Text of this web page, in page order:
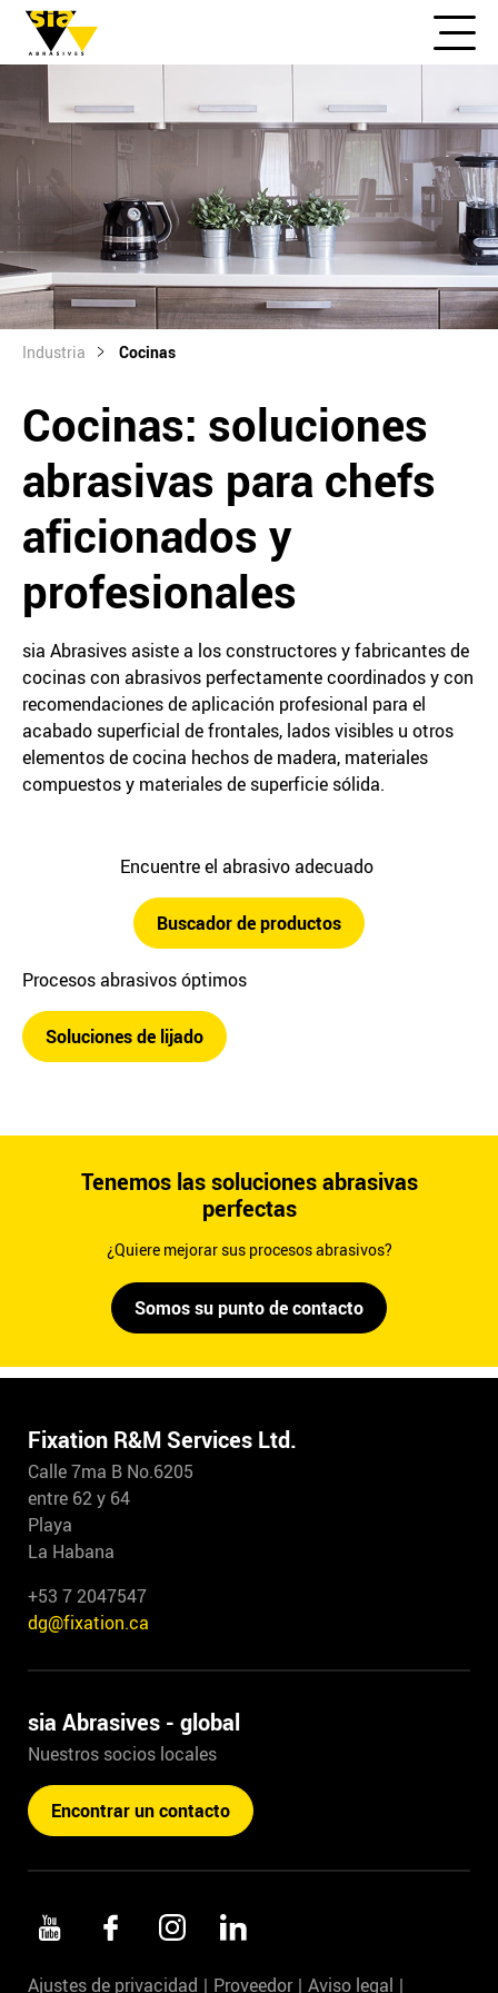
Industria Cocinas
Cocinas: soluciones
abrasivas para chefs
aficionados y
profesionales
sia Abrasives asiste a los constructores y fabricantes de
cocinas con abrasivos perfectamente coordinados y con
recomendaciones de aplicación profesional para el
acabado superficial de frontales, lados visibles u otros
elementos de cocina hechos de madera, materiales
compuestos y materiales de superficie sólida.
Encuentre el abrasivo adecuado
Buscador de productos
Procesos abrasivos óptimos
Soluciones de lijado
Tenemos las soluciones abrasivas
perfectas
¿Quiere mejorar sus procesos abrasivos?
Somos su punto de contacto
Fixation R&M Services Ltd.
Calle 7ma B No.6205
entre 62 y 64
Playa
La Habana
+53 7 2047547
dg@fixation.ca
sia Abrasives - global
Nuestros socios locales
Encontrar un contacto
Ajustes de privacidad Proveedor Aviso legal